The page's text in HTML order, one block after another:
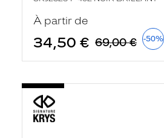
À partir de
34,50 € 69,00 € -50%